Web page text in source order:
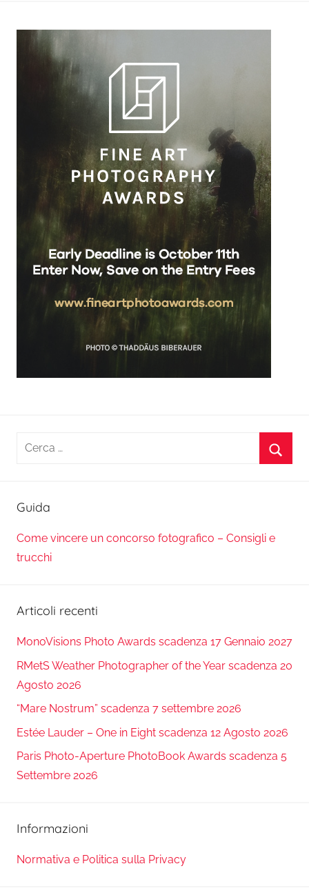
Ricerca
Guida
Come vincere un concorso fotografico – Consigli e
trucchi
Articoli recenti
MonoVisions Photo Awards scadenza 17 Gennaio 2027
RMetS Weather Photographer of the Year scadenza 20
Agosto 2026
“Mare Nostrum” scadenza 7 settembre 2026
Estée Lauder – One in Eight scadenza 12 Agosto 2026
Paris Photo-Aperture PhotoBook Awards scadenza 5
Settembre 2026
Informazioni
Normativa e Politica sulla Privacy